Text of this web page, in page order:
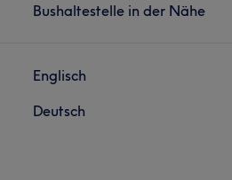
Bushaltestelle in der Nähe
Englisch
Deutsch